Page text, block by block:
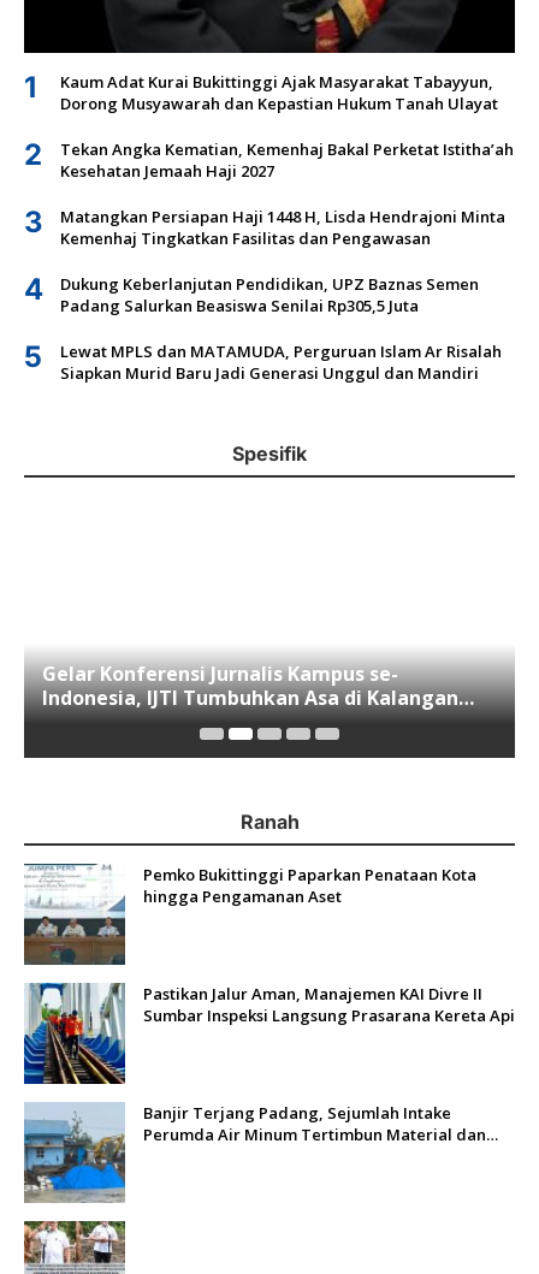
1
Kaum Adat Kurai Bukittinggi Ajak Masyarakat Tabayyun,
Dorong Musyawarah dan Kepastian Hukum Tanah Ulayat
2
Tekan Angka Kematian, Kemenhaj Bakal Perketat Istitha’ah
Kesehatan Jemaah Haji 2027
3
Matangkan Persiapan Haji 1448 H, Lisda Hendrajoni Minta
Kemenhaj Tingkatkan Fasilitas dan Pengawasan
4
Dukung Keberlanjutan Pendidikan, UPZ Baznas Semen
Padang Salurkan Beasiswa Senilai Rp305,5 Juta
5
Lewat MPLS dan MATAMUDA, Perguruan Islam Ar Risalah
Siapkan Murid Baru Jadi Generasi Unggul dan Mandiri
Spesifik
Gelar Konferensi Jurnalis Kampus se-
Indonesia, IJTI Tumbuhkan Asa di Kalangan
Jurnalis Muda di Era Disruspi Digital
Ranah
Pemko Bukittinggi Paparkan Penataan Kota
hingga Pengamanan Aset
Pastikan Jalur Aman, Manajemen KAI Divre II
Sumbar Inspeksi Langsung Prasarana Kereta Api
Banjir Terjang Padang, Sejumlah Intake
Perumda Air Minum Tertimbun Material dan